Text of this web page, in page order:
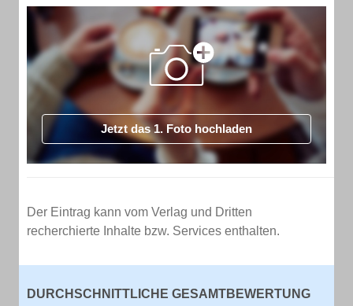
Jetzt das 1. Foto hochladen
Der Eintrag kann vom Verlag und Dritten
recherchierte Inhalte bzw. Services enthalten.
DURCHSCHNITTLICHE GESAMTBEWERTUNG